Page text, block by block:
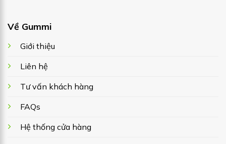
Về Gummi
Giới thiệu
Liên hệ
Tư vấn khách hàng
FAQs
Hệ thống cửa hàng